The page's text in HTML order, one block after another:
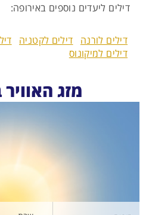
דילים ליעדים נוספים באירופה:
דילים לורנה דילים לקטניה
דילים למיקונוס
מזג